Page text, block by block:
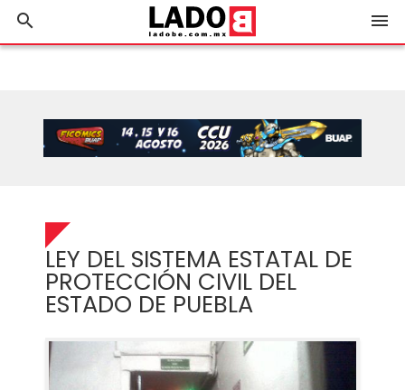
search menu
LEY DEL SISTEMA ESTATAL DE
PROTECCIÓN CIVIL DEL
ESTADO DE PUEBLA